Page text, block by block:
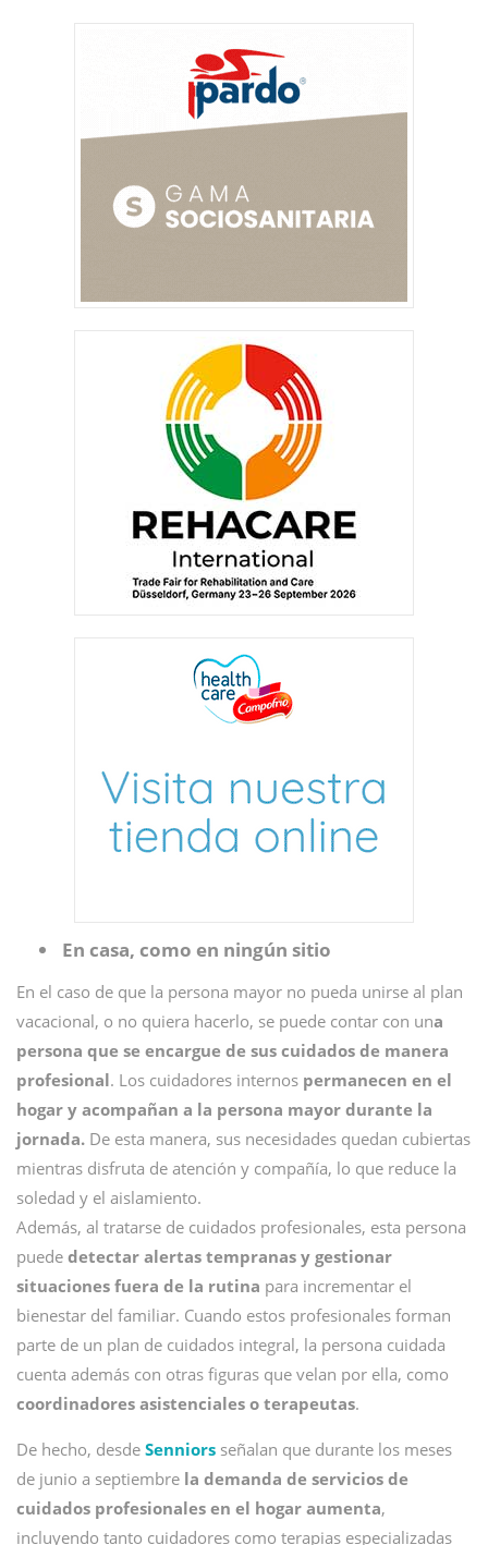
En casa, como en ningún sitio
En el caso de que la persona mayor no pueda unirse al plan
vacacional, o no quiera hacerlo, se puede contar con una
persona que se encargue de sus cuidados de manera
profesional. Los cuidadores internos permanecen en el
hogar y acompañan a la persona mayor durante la
jornada. De esta manera, sus necesidades quedan cubiertas
mientras disfruta de atención y compañía, lo que reduce la
soledad y el aislamiento.
Además, al tratarse de cuidados profesionales, esta persona
puede detectar alertas tempranas y gestionar
situaciones fuera de la rutina para incrementar el
bienestar del familiar. Cuando estos profesionales forman
parte de un plan de cuidados integral, la persona cuidada
cuenta además con otras figuras que velan por ella, como
coordinadores asistenciales o terapeutas.
De hecho, desde Senniors señalan que durante los meses
de junio a septiembre la demanda de servicios de
cuidados profesionales en el hogar aumenta,
incluyendo tanto cuidadores como terapias especializadas